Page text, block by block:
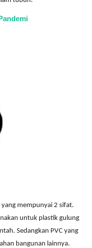
mempunyai 2 sifat.
untuk plastik gulung
Sedangkan PVC yang
bangunan lainnya.